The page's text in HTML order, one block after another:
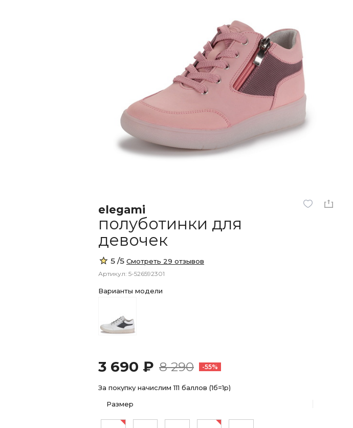
elegami
полуботинки для
девочек
5 /5 Смотреть 29 отзывов
Артикул: 5-526592301
Варианты модели
3 690 ₽ 8 290 -55%
За покупку начислим 111 баллов (1б=1р)
Размер